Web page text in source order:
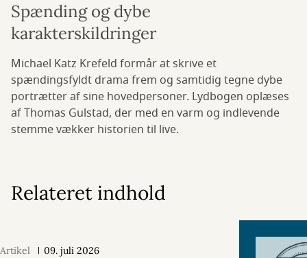
Spænding og dybe
karakterskildringer
Michael Katz Krefeld formår at skrive et
spændingsfyldt drama frem og samtidig tegne dybe
portrætter af sine hovedpersoner. Lydbogen oplæses
af Thomas Gulstad, der med en varm og indlevende
stemme vækker historien til live.
Relateret indhold
Artikel 09. juli 2026